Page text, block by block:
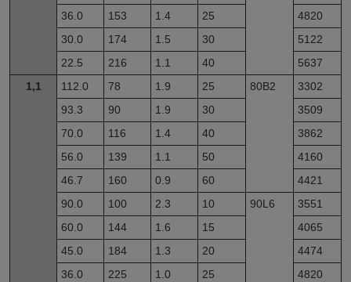
36.0
153 1.4 25
4820
30.0
174 1.5 30
5122
22.5
216 1.1 40
5637
1,1
112.0 78 1.9 25 80B2
3302
93.3
90 1.9 30
3509
70.0
116 1.4 40
3862
56.0
139 1.1 50
4160
46.7
160 0.9 60
4421
90.0
100 2.3 10 90L6
3551
60.0
144 1.6 15
4065
45.0
184 1.3 20
4474
36.0
225 1.0 25 4820